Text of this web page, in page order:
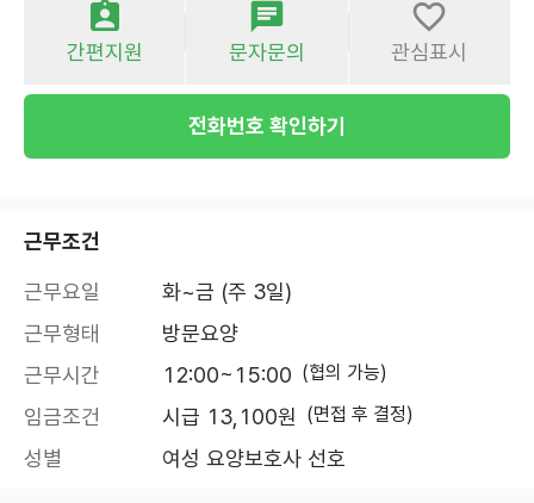
간편지원 문자문의 관심표시
전화번호 확인하기
근무조건
근무요일
화~금 (주 3일)
근무형태
방문요양
근무시간
12:00~15:00 (협의 가능)
임금조건 시급 13,100원 (면접 후 결정)
성별 여성 요양보호사 선호